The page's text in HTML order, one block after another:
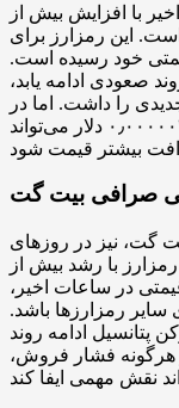
با افزایش بیش از
این رمزارز برای
خود رسیده است.
صعودی ادامه یابد،
را داشت. اما در
صورت تغییر جهت بازار، سطح حمایت ۰٫۰۰۰۰۰۲۸۵۰ دلار می‌تواند
صرافی بیت گت
گت، نیز در روزهای
با رشد بیش از
در ساعات اخیر،
رمزارزها باشد.
پتانسیل ادامه روند
هرگونه فشار فروش،